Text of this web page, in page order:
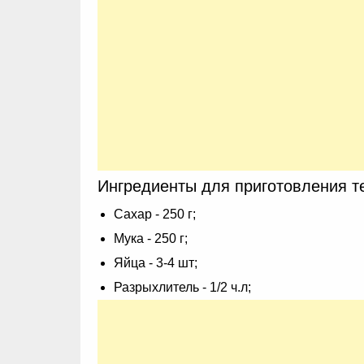
Ингредиенты для приготовления
Сахар - 250 г;
Мука - 250 г;
Яйца - 3-4 шт;
Разрыхлитель - 1/2 ч.л;